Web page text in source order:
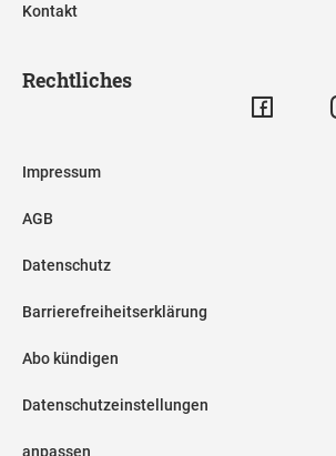
Kontakt
Rechtliches
Impressum
AGB
Datenschutz
Barrierefreiheitserklärung
Abo kündigen
Datenschutzeinstellungen
anpassen